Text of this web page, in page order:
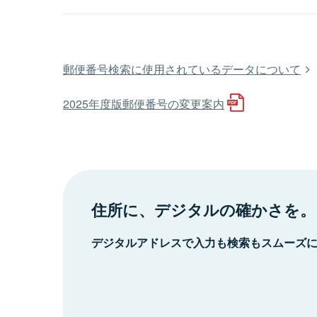
郵便番号検索に使用されているデータについて
2025年度版郵便番号の変更案内
住所に、デジタルの確かさを。
デジタルアドレスで入力も検索もスムーズ